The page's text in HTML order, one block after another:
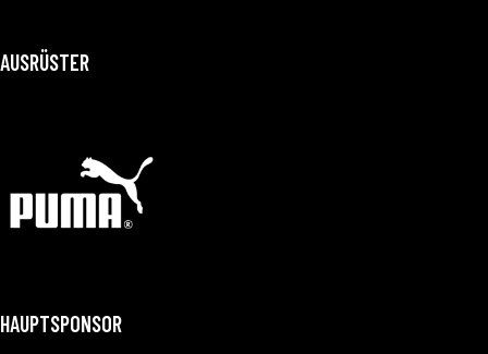
AUSRÜSTER
HAUPTSPONSOR